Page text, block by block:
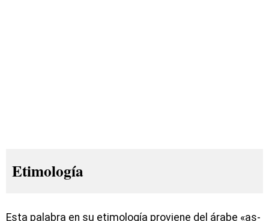
Etimología
Esta palabra en su etimología proviene del árabe «as-